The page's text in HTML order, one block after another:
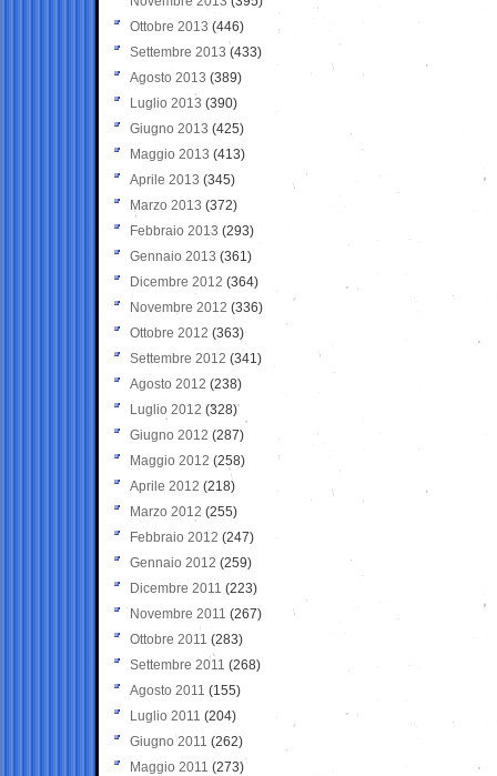
Ottobre 2013 (446)
Settembre 2013 (433)
Agosto 2013 (389)
Luglio 2013 (390)
Giugno 2013 (425)
Maggio 2013 (413)
Aprile 2013 (345)
Marzo 2013 (372)
Febbraio 2013 (293)
Gennaio 2013 (361)
Dicembre 2012 (364)
Novembre 2012 (336)
Ottobre 2012 (363)
Settembre 2012 (341)
Agosto 2012 (238)
Luglio 2012 (328)
Giugno 2012 (287)
Maggio 2012 (258)
Aprile 2012 (218)
Marzo 2012 (255)
Febbraio 2012 (247)
Gennaio 2012 (259)
Dicembre 2011 (223)
Novembre 2011 (267)
Ottobre 2011 (283)
Settembre 2011 (268)
Agosto 2011 (155)
Luglio 2011 (204)
Giugno 2011 (262)
Maggio 2011 (273)